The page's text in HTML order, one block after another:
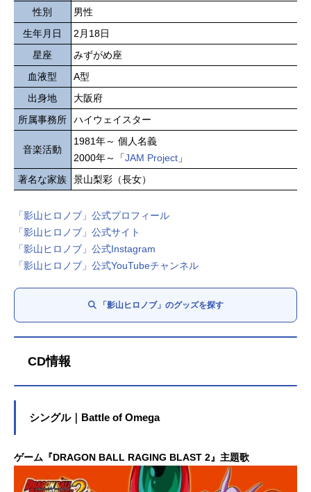
性別
男性
生年月日
2月18日
星座
みずがめ座
血液型
A型
出身地
大阪府
所属事務所
ハイウェイスター
音楽活動
1981年～ 個人名義
2000年～「JAM Project 」
著名な家族
景山梨彩（長女）
「影山ヒロノブ」公式プロフィール
「影山ヒロノブ」公式サイト
「影山ヒロノブ」公式Instagram
「影山ヒロノブ」公式YouTubeチャンネル
「影山ヒロノブ」のグッズを探す
CD情報
シングル｜Battle of Omega
ゲーム『DRAGON BALL RAGING BLAST 2』主題歌